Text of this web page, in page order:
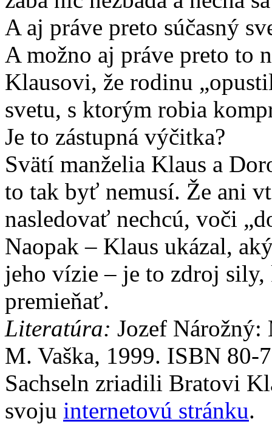
A aj práve preto súčasný
A možno aj práve preto to
Klausovi, že rodinu
svetu, s ktorým robia
Je to zástupná výčitka?
Svätí manželia Klaus a
to tak byť nemusí. Že ani
nasledovať nechcú, voči
Naopak – Klaus ukázal,
jeho vízie – je to zdroj sily,
premieňať.
Literatúra: Jozef
M. Vaška, 1999. ISBN 80-
Sachseln zriadili Bratovi
svoju internetovú stránku.